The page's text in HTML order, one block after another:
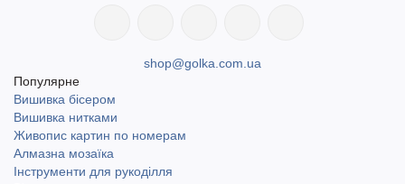
shop@golka.com.ua
Популярне
Вишивка бісером
Вишивка нитками
Живопис картин по номерам
Алмазна мозаїка
Інструменти для рукоділля